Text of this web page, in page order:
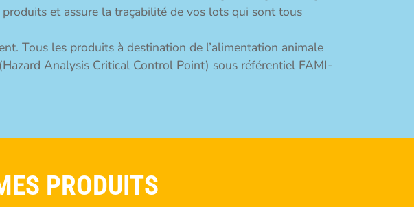
et assure la traçabilité de vos lots qui sont tous
Tous les produits à destination de l’alimentation animale
Analysis Critical Control Point) sous référentiel FAMI-
PRODUITS